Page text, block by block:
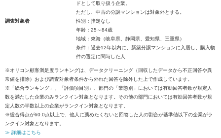
ドとして取り扱う企業。
ただし、中古の分譲マンションは対象外とする。
調査対象者
性別：指定なし
年齢：25～84歳
地域：東海（岐阜県、静岡県、愛知県、三重県）
条件：過去12年以内に、新築分譲マンションに入居し、購入物
件の選定に関与した人
※オリコン顧客満足度ランキングは、データクリーニング（回収したデータから不正回答や異
常値を排除）および調査対象者条件から外れた回答を除外した上で作成しています。
※「総合ランキング」、「評価項目別」、部門の「業態別」においては有効回答者数が規定人
数を満たした企業のみランクイン対象となります。その他の部門においては有効回答者数が規
定人数の半数以上の企業がランクイン対象となります。
※総合得点が60.0点以上で、他人に薦めたくないと回答した人の割合が基準値以下の企業がラ
ンクイン対象となります。
≫ 詳細はこちら